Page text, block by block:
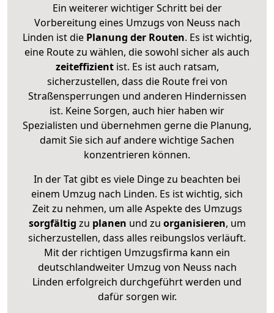
Ein weiterer wichtiger Schritt bei der
Vorbereitung eines Umzugs von Neuss nach
Linden ist diePlanung der Routen. Es ist wichtig,
eine Route zu wählen, die sowohl sicher als auch
zeiteffizientist. Es ist auch ratsam,
sicherzustellen, dass die Route frei von
Straßensperrungen und anderen Hindernissen
ist. Keine Sorgen, auch hier haben wir
Spezialisten und übernehmen gerne die Planung,
damit Sie sich auf andere wichtige Sachen
konzentrieren können.
In der Tat gibt es viele Dinge zu beachten bei
einem Umzug nach Linden. Es ist wichtig, sich
Zeit zu nehmen, um alle Aspekte des Umzugs
sorgfältig zu planen und zu organisieren, um
sicherzustellen, dass alles reibungslos verläuft.
Mit der richtigen Umzugsfirma kann ein
deutschlandweiter Umzug von Neuss nach
Linden erfolgreich durchgeführt werden und
dafür sorgen wir.